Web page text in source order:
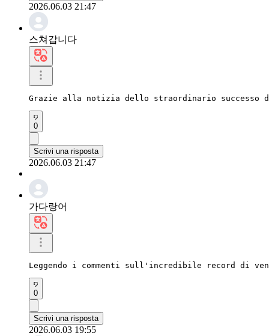
2026.06.03 21:47
스쳐갑니다
Grazie alla notizia dello straordinario successo
0
Scrivi una risposta
2026.06.03 21:47
가다랑어
Leggendo i commenti sull'incredibile record di
0
Scrivi una risposta
2026.06.03 19:55